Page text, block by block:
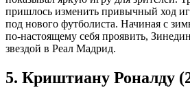
пришлось изменить привычный ход
под нового футболиста. Начиная с
по-настоящему себя проявить,
звездой в Реал Мадрид.
5. Криштиану Роналду